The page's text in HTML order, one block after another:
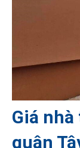
Giá
quận